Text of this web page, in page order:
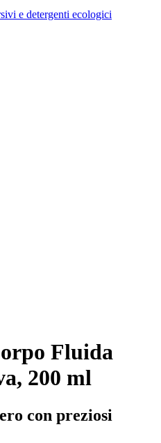
e detergenti ecologici
Fluida
200 ml
con preziosi